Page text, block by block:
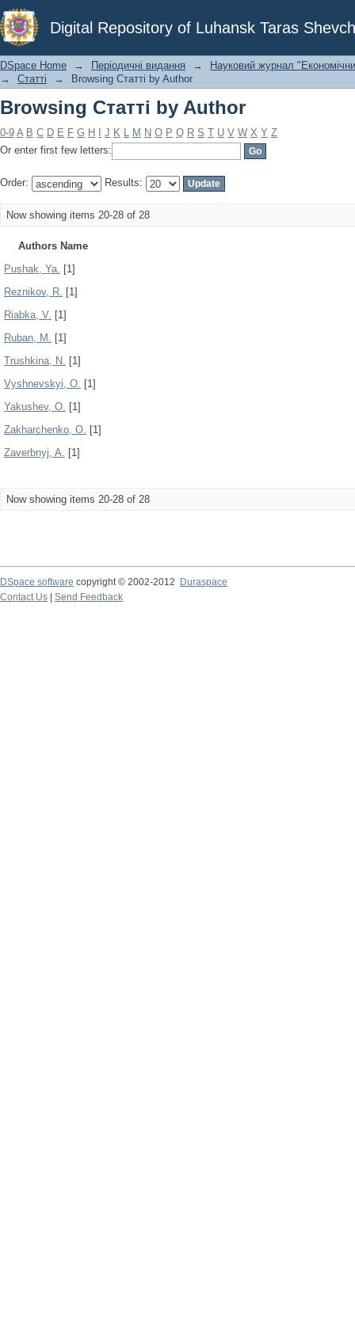
Digital Repository of Luhansk Taras
Browsing Статті by Author
DSpace Home → Періодичні видання →
Науковий журнал
→
Статті → Browsing Статті by Author
Browsing Статті by Author
0-9 A B C D E F G H J K L M N O P Q R S T U V W X Y Z
Or enter first few letters:
Order: Results:
Now showing items 20-28 of 28
Authors Name
Pushak, Ya. [1]
Reznikov, R. [1]
Riabka, V. [1]
Ruban, M. [1]
Trushkina, N. [1]
Vyshnevskyi, O. [1]
Yakushev, О. [1]
Zakharchenko, О. [1]
Zaverbnyj, A. [1]
Now showing items 20-28 of 28
DSpace software copyright © 2002-2012
Duraspace
Contact Us
Send Feedback